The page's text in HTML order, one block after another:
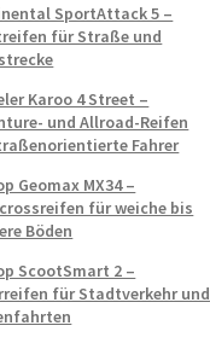
SportAttack 5 –
für Straße und
Karoo 4 Street –
und Allroad-Reifen
Fahrer
Geomax MX34 –
für weiche bis
Böden
ScootSmart 2 –
für Stadtverkehr und